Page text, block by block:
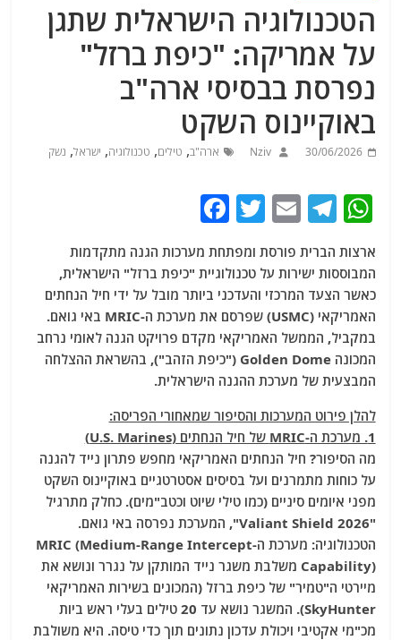
הטכנולוגיה הישראלית שתגן
על אמריקה: "כיפת ברזל"
נפרסת בבסיסי ארה"ב
באוקיינוס השקט
30/06/2026
Nziv ארה"ב, טילים, טכנולוגיה, ישראל, נשק
W
at
s
A
p
p
T
e
g
ra
m
E
ai
l
T
itt
er
c
e
b
o
o
k
ארצות הברית פורסת ומפתחת מערכות הגנה מתקדמות
המבוססות ישירות על טכנולוגיית "כיפת ברזל" הישראלית,
כאשר הצעד המרכזי והעדכני ביותר מובל על ידי חיל הנחתים
האמריקאי (USMC) שפרסם את מערכת ה-MRIC באי גואם.
במקביל, הממשל האמריקאי מקדם פרויקט הגנה לאומי נרחב
המכונה Golden Dome ("כיפת הזהב"), בהשראת ההצלחה
המבצעית של מערכת ההגנה הישראלית.
להלן פירוט המערכות והסיפור שמאחורי הפריסה:
1. מערכת ה-MRIC של חיל הנחתים (U.S. Marines)
מה הסיפור? חיל הנחתים האמריקאי מחפש פתרון נייד להגנה
על כוחות מתמרנים ועל בסיסים אסטרטגיים באוקיינוס השקט
מפני איומים סיניים (כמו טילי שיוט וכטב"מים). כחלק מתרגיל
"Valiant Shield 2026", המערכת נפרסה באי גואם.
הטכנולוגיה: מערכת ה-MRIC (Medium-Range Intercept
Capability) משלבת משגר נייד המותקן על נגרר ונושא את
מיירטי ה"טמיר" של כיפת ברזל (המכונים בשירות האמריקאי
SkyHunter). המשגר נושא עד 20 טילים בעלי ראש ביות
מכ"מי אקטיבי ויכולת עדכון נתונים תוך כדי טיסה. היא משולבת